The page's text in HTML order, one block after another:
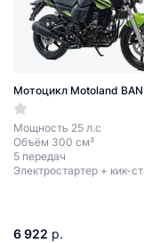
Мотоцикл Motoland
Мощность 25 л.с
Объём 300 см³
5 передач
Электростартер + кик-
6 922 р.